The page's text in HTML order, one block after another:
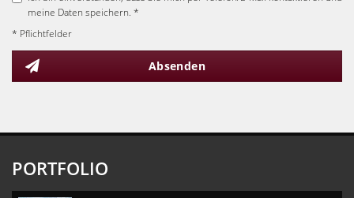
meine Daten speichern. *
* Pflichtfelder
Absenden
PORTFOLIO